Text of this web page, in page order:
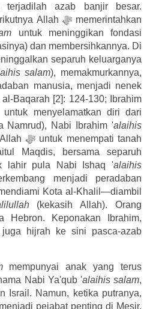
terjadilah azab banjir besar.
Allah ﷻmemerintahkan
untuk meninggikan fondasi
dan membersihkannya. Di
separuh keluarganya
salam), memakmurkannya,
manusia, menjadi nenek
Baqarah [2]: 124-130; Ibrahim
untuk menyelamatkan diri dari
Namrud), Nabi Ibrahim 'alaihis
ﷻuntuk menempati tanah
Maqdis, bersama separuh
lahir pula Nabi Ishaq 'alaihis
menjadi peradaban
Kota al-Khalil—diambil
(kekasih Allah). Orang
Hebron. Keponakan Ibrahim,
hijrah ke sini pasca-azab
mempunyai anak yang terus
Nabi Ya'qub 'alaihis salam,
Israil. Namun, ketika putranya,
pejabat penting di Mesir,